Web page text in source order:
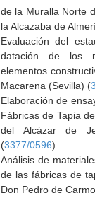
de la Muralla Norte
la Alcazaba de
Evaluación del
datación de los
elementos
Macarena (Sevilla) (
Elaboración de
Fábricas de Tapia
del Alcázar de
(3377/0596)
Análisis de
de las fábricas de
Don Pedro de